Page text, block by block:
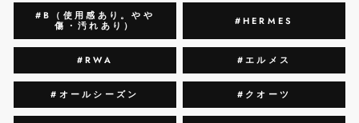
#B（使用感あり。やや
傷・汚れあり）
#HERMES
#RWA #エルメス
#オールシーズン #クオーツ